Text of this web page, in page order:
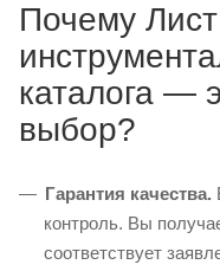
Почему Лист
каталога —
выбор?
Гарантия качества.
контроль. Вы
соответствует